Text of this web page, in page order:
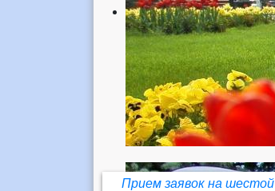
Прием заявок на шестой